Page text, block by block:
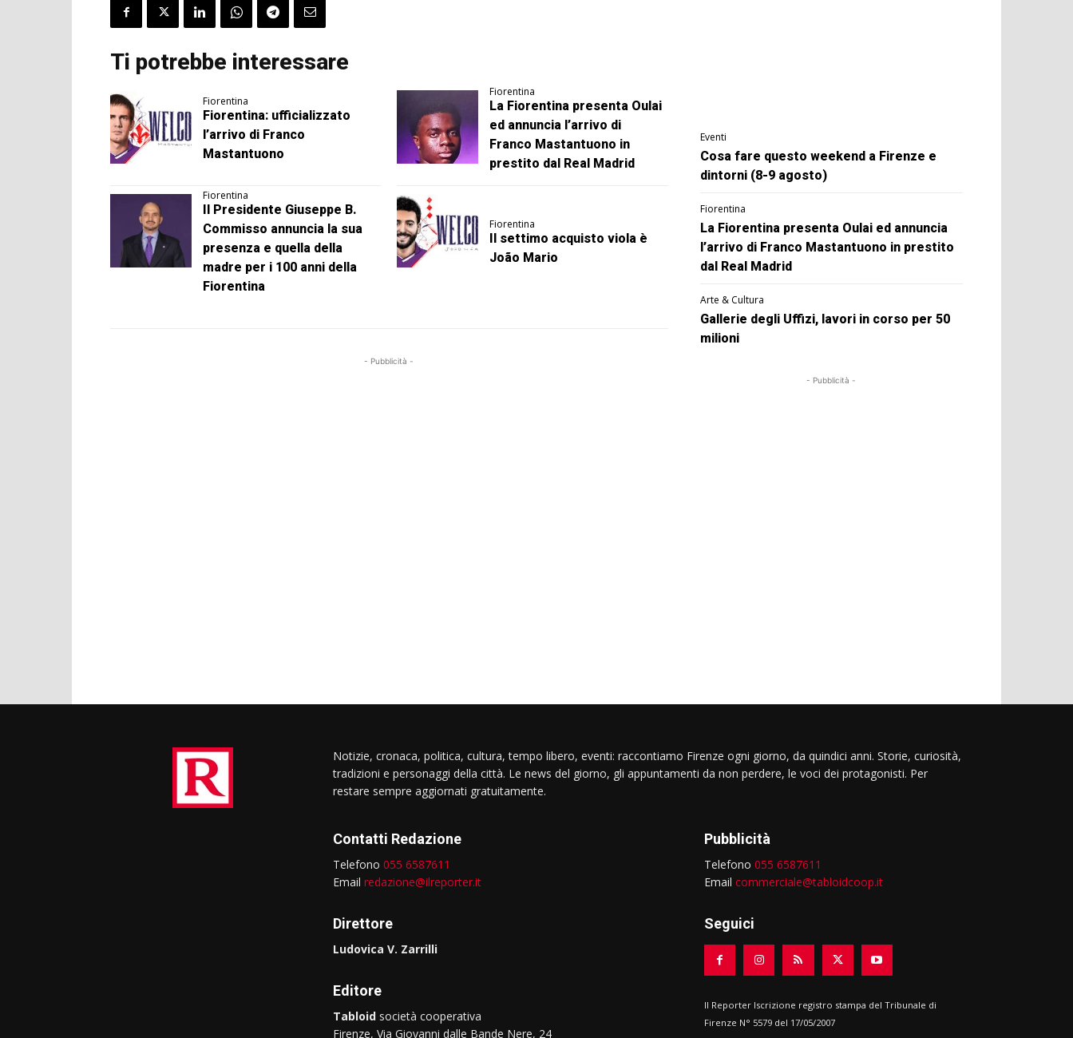
Ti potrebbe interessare
Fiorentina
Fiorentina: ufficializzato
l’arrivo di Franco
Mastantuono
Fiorentina
La Fiorentina presenta Oulai
ed annuncia l’arrivo di
Franco Mastantuono in
prestito dal Real Madrid
Fiorentina
Il Presidente Giuseppe B.
Commisso annuncia la sua
presenza e quella della
madre per i 100 anni della
Fiorentina
Fiorentina
Il settimo acquisto viola è
João Mario
- Pubblicità -
Eventi
Cosa fare questo weekend a Firenze e
dintorni (8-9 agosto)
Fiorentina
La Fiorentina presenta Oulai ed annuncia
l’arrivo di Franco Mastantuono in prestito
dal Real Madrid
Arte & Cultura
Gallerie degli Uffizi, lavori in corso per 50
milioni
- Pubblicità -
Notizie, cronaca, politica, cultura, tempo libero, eventi: raccontiamo Firenze ogni giorno, da quindici anni. Storie, curiosità,
tradizioni e personaggi della città. Le news del giorno, gli appuntamenti da non perdere, le voci dei protagonisti. Per
restare sempre aggiornati gratuitamente.
Contatti Redazione
Telefono 055 6587611
Email redazione@ilreporter.it
Direttore
Ludovica V. Zarrilli
Editore
Tabloid società cooperativa
Firenze, Via Giovanni dalle Bande Nere, 24
Pubblicità
Telefono 055 6587611
Email commerciale@tabloidcoop.it
Seguici
Il Reporter Iscrizione registro stampa del Tribunale di
Firenze N° 5579 del 17/05/2007